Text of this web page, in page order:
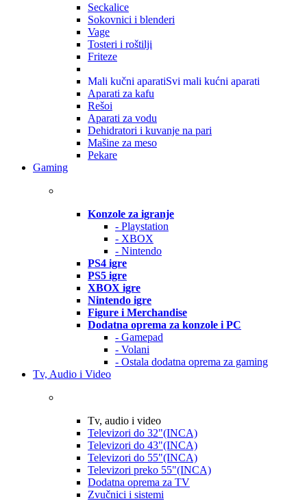
Seckalice
Sokovnici i blenderi
Vage
Tosteri i roštilji
Friteze
Mali kučni aparatiSvi mali kućni aparati
Aparati za kafu
Rešoi
Aparati za vodu
Dehidratori i kuvanje na pari
Mašine za meso
Pekare
Gaming
Konzole za igranje
- Playstation
- XBOX
- Nintendo
PS4 igre
PS5 igre
XBOX igre
Nintendo igre
Figure i Merchandise
Dodatna oprema za konzole i PC
- Gamepad
- Volani
- Ostala dodatna oprema za gaming
Tv, Audio i Video
Tv, audio i video
Televizori do 32"(INCA)
Televizori do 43"(INCA)
Televizori do 55"(INCA)
Televizori preko 55"(INCA)
Dodatna oprema za TV
Zvučnici i sistemi